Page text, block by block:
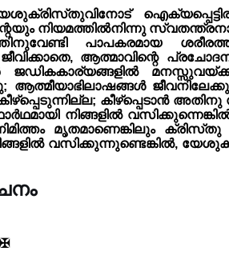
നിയമത്തിൽനിന്നു
പാപകരമായ
ആത്മാവിന്റെ
ജഡികകാര്യങ്ങളിൽ
ആത്മീയാഭിലാഷങ്ങൾ
കീഴ്പ്പെടാൻ
നിങ്ങളിൽ
മൃതമാണെങ്കിലും ക്രിസ്‌തു
വസിക്കുന്നുണ്ടെങ്കിൽ,